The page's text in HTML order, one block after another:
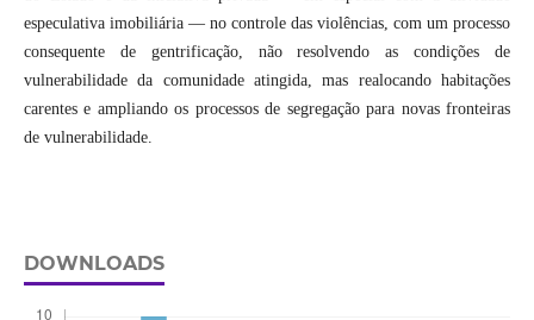
especulativa imobiliária — no controle das violências, com um processo
consequente de gentrificação, não resolvendo as condições de
vulnerabilidade da comunidade atingida, mas realocando habitações
carentes e ampliando os processos de segregação para novas fronteiras
de vulnerabilidade.
DOWNLOADS